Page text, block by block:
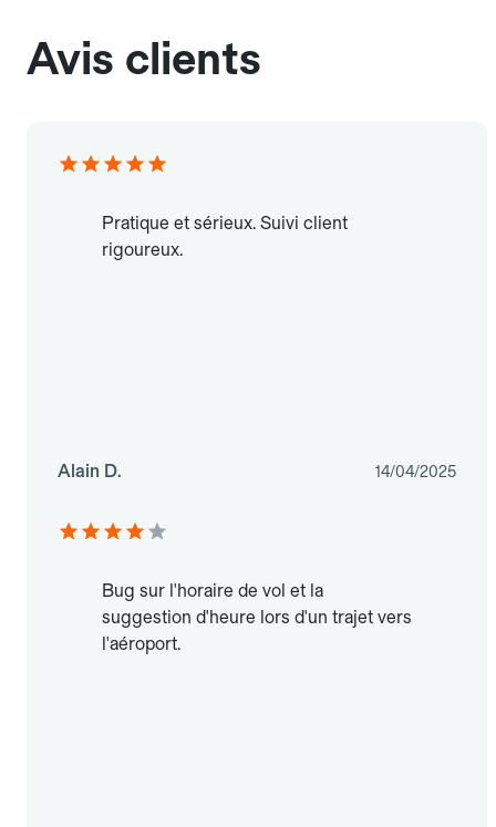
Avis clients
Pratique et sérieux. Suivi client
rigoureux.
Alain D. 14/04/2025
Bug sur l'horaire de vol et la
suggestion d'heure lors d'un trajet vers
l'aéroport.